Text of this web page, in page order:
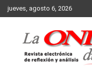
Skip
to
jueves, agosto 6, 2026